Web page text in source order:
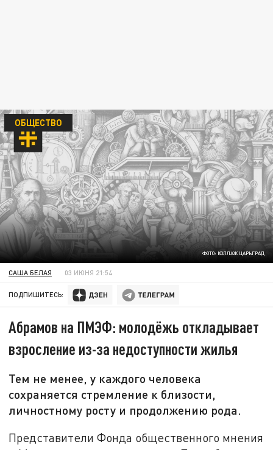
ФОТО: КОЛЛАЖ ЦАРЬГРАД
ОБЩЕСТВО
САША БЕЛАЯ 03 ИЮНЯ 21:54
ПОДПИШИТЕСЬ:
Абрамов на ПМЭФ: молодёжь откладывает
взросление из-за недоступности жилья
Тем не менее, у каждого человека
сохраняется стремление к близости,
личностному росту и продолжению рода.
Представители Фонда общественного мнения